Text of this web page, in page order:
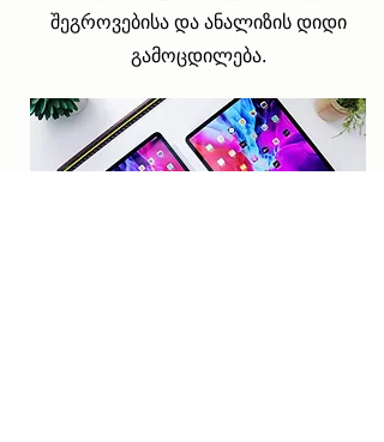
შეგროვებისა და ანალიზის დიდი
გამოცდილება.